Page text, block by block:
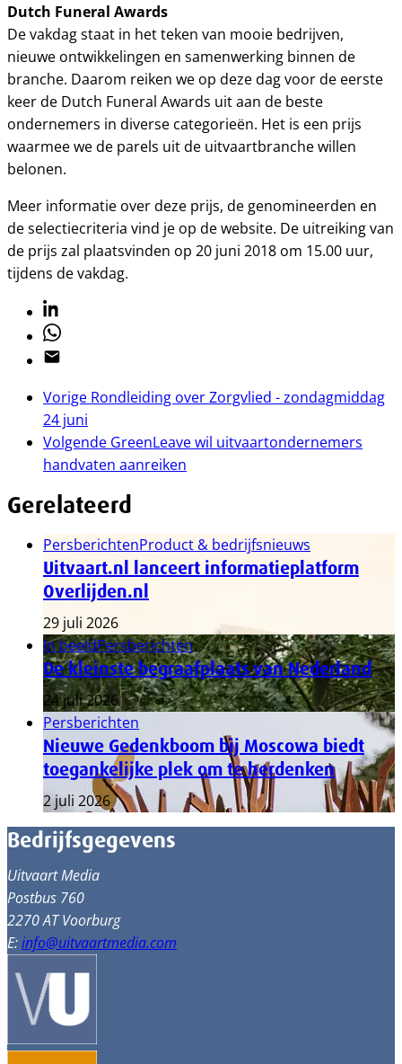
Dutch Funeral Awards
De vakdag staat in het teken van mooie bedrijven,
nieuwe ontwikkelingen en samenwerking binnen de
branche. Daarom reiken we op deze dag voor de eerste
keer de Dutch Funeral Awards uit aan de beste
ondernemers in diverse categorieën. Het is een prijs
waarmee we de parels uit de uitvaartbranche willen
belonen.
Meer informatie over deze prijs, de genomineerden en
de selectiecriteria vind je op de website. De uitreiking van
de prijs zal plaatsvinden op 20 juni 2018 om 15.00 uur,
tijdens de vakdag.
Linkedin
Whatsapp
Email
Vorige Rondleiding over Zorgvlied - zondagmiddag
24 juni
Volgende GreenLeave wil uitvaartondernemers
handvaten aanreiken
Gerelateerd
PersberichtenProduct & bedrijfsnieuws
Uitvaart.nl lanceert informatieplatform
Overlijden.nl
29 juli 2026
In beeldPersberichten
De kleinste begraafplaats van Nederland
24 juli 2026
Persberichten
Nieuwe Gedenkboom bij Moscowa biedt
toegankelijke plek om te herdenken
2 juli 2026
Bedrijfsgegevens
Uitvaart Media
Postbus 760
2270 AT Voorburg
E:info@uitvaartmedia.com